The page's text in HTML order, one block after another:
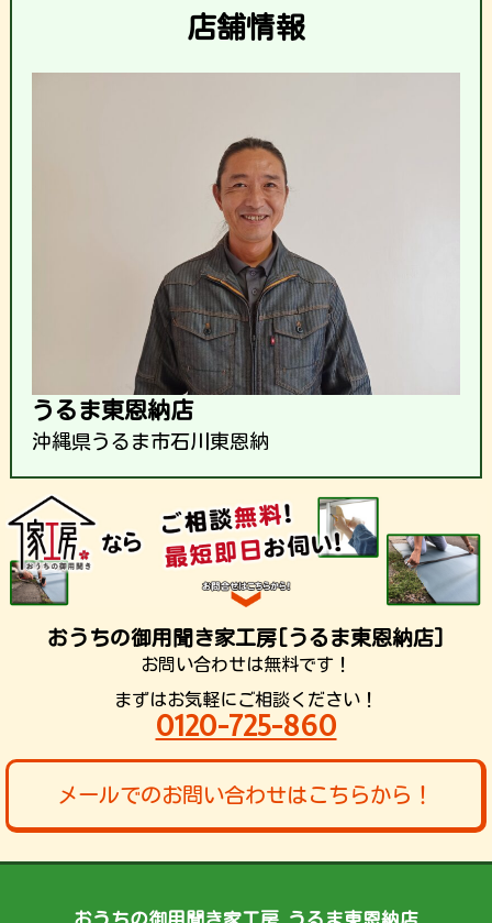
店舗情報
うるま東恩納店
沖縄県うるま市石川東恩納
おうちの御用聞き家工房[うるま東恩納店]
お問い合わせは無料です！
まずはお気軽にご相談ください！
0120-725-860
メールでのお問い合わせはこちらから！
おうちの御用聞き家工房 うるま東恩納店